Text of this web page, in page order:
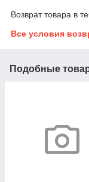
Возврат товара в
Все условия
Подобные